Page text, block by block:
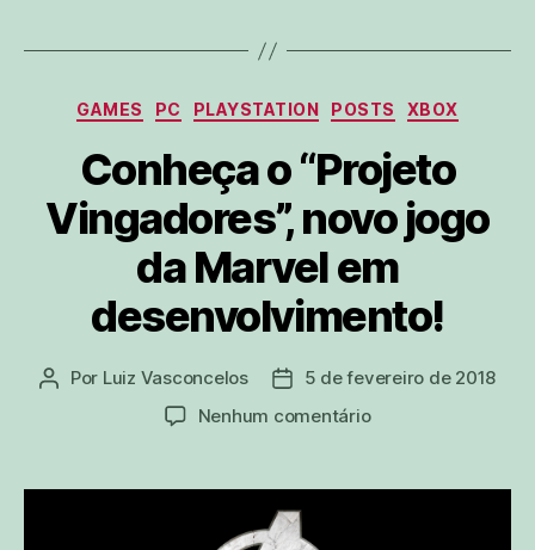
Categorias
GAMES PC PLAYSTATION POSTS XBOX
Conheça o “Projeto
Vingadores”, novo jogo
da Marvel em
desenvolvimento!
Autor
Por Luiz Vasconcelos
Data5 de fevereiro de 2018
Nenhum comentárioem
“Projeto